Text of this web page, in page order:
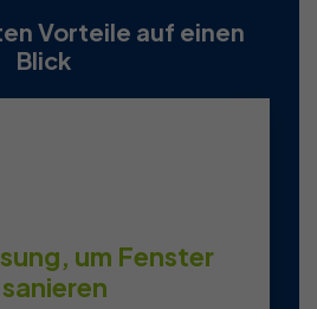
Vorteile auf einen
Blick
um Fenster